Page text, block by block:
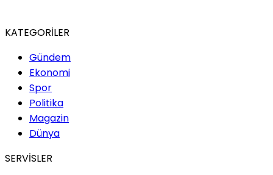
KATEGORİLER
Gündem
Ekonomi
Spor
Politika
Magazin
Dünya
SERVİSLER